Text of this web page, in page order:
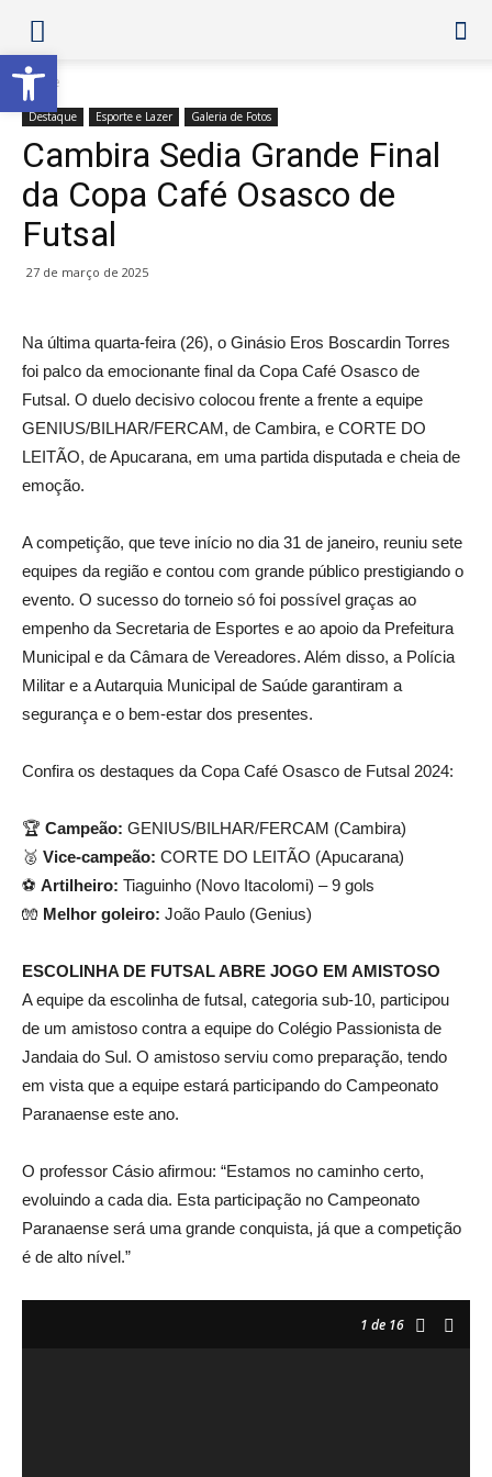
Home
Destaque Esporte e Lazer Galeria de Fotos
Cambira Sedia Grande Final
da Copa Café Osasco de
Futsal
27 de março de 2025
Na última quarta-feira (26), o Ginásio Eros Boscardin Torres
foi palco da emocionante final da Copa Café Osasco de
Futsal. O duelo decisivo colocou frente a frente a equipe
GENIUS/BILHAR/FERCAM, de Cambira, e CORTE DO
LEITÃO, de Apucarana, em uma partida disputada e cheia de
emoção.
A competição, que teve início no dia 31 de janeiro, reuniu sete
equipes da região e contou com grande público prestigiando o
evento. O sucesso do torneio só foi possível graças ao
empenho da Secretaria de Esportes e ao apoio da Prefeitura
Municipal e da Câmara de Vereadores. Além disso, a Polícia
Militar e a Autarquia Municipal de Saúde garantiram a
segurança e o bem-estar dos presentes.
Confira os destaques da Copa Café Osasco de Futsal 2024:
🏆 Campeão: GENIUS/BILHAR/FERCAM (Cambira)
🥈 Vice-campeão: CORTE DO LEITÃO (Apucarana)
⚽ Artilheiro: Tiaguinho (Novo Itacolomi) – 9 gols
🧤 Melhor goleiro: João Paulo (Genius)
ESCOLINHA DE FUTSAL ABRE JOGO EM AMISTOSO
A equipe da escolinha de futsal, categoria sub-10, participou
de um amistoso contra a equipe do Colégio Passionista de
Jandaia do Sul. O amistoso serviu como preparação, tendo
em vista que a equipe estará participando do Campeonato
Paranaense este ano.
O professor Cásio afirmou: “Estamos no caminho certo,
evoluindo a cada dia. Esta participação no Campeonato
Paranaense será uma grande conquista, já que a competição
é de alto nível.”
1 de 16
Abrir a barra de ferramentas